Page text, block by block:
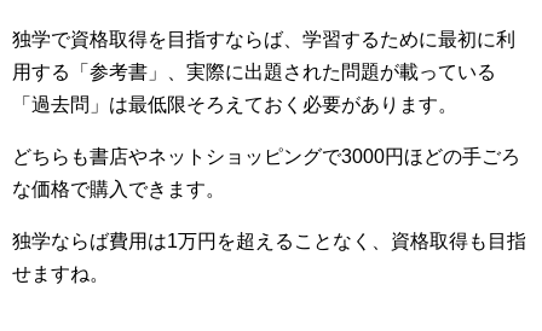
独学で資格取得を目指すならば、学習するために最初に利
用する「参考書」、実際に出題された問題が載っている
「過去問」は最低限そろえておく必要があります。
どちらも書店やネットショッピングで3000円ほどの手ごろ
な価格で購入できます。
独学ならば費用は1万円を超えることなく、資格取得も目指
せますね。